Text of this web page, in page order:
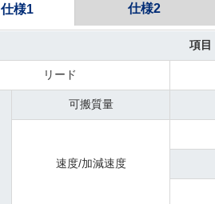
仕様1
項目
リード
可搬質量
速度/加減速度
仕様2